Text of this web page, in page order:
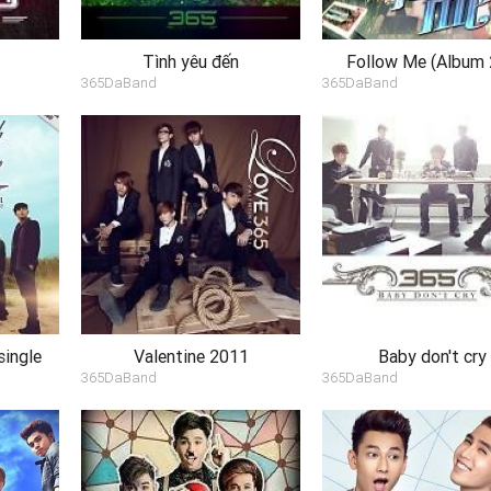
Tình yêu đến
365DaBand
Follow Me (Album
365DaBand
Valentine 2011
365DaBand
Baby don't cry
365DaBand